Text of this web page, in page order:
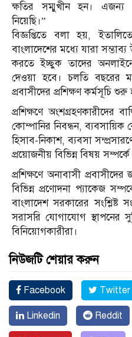
ক্ষতির সম্মুখীন হন।
নিয়েছি।”
বিজ্ঞপ্তিতে বলা হয়,
বাংলাদেশের মধ্যে যারা
করতে ইচ্ছুক তাদের
দেওয়া হবে। চলতি বছরের
প্রবাসীদের প্রশিক্ষণ কর্মসূচি
প্রশিক্ষণে অংশগ্রহণকারীদের
কোম্পানির নিবন্ধন, ব্যবসায়িক
হিসাব-নিকাশ, ব্যবসা
প্রয়োজনীয় বিভিন্ন বিষয়
প্রশিক্ষণে অনাবাসী
বিভিন্ন প্রণোদনা প্যাকেজ
বাংলাদেশ সরকারের সংশ্লিষ্ট
সরাসরি যোগাযোগ স্থাপনের
বিনিয়োগকারীরা।
নিউজটি শেয়ার করুন
Facebook Twitter
Linkedin Reddit